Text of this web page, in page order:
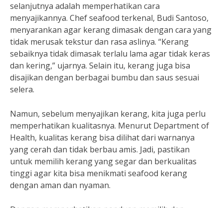
selanjutnya adalah memperhatikan cara
menyajikannya. Chef seafood terkenal, Budi Santoso,
menyarankan agar kerang dimasak dengan cara yang
tidak merusak tekstur dan rasa aslinya. “Kerang
sebaiknya tidak dimasak terlalu lama agar tidak keras
dan kering,” ujarnya. Selain itu, kerang juga bisa
disajikan dengan berbagai bumbu dan saus sesuai
selera.
Namun, sebelum menyajikan kerang, kita juga perlu
memperhatikan kualitasnya. Menurut Department of
Health, kualitas kerang bisa dilihat dari warnanya
yang cerah dan tidak berbau amis. Jadi, pastikan
untuk memilih kerang yang segar dan berkualitas
tinggi agar kita bisa menikmati seafood kerang
dengan aman dan nyaman.